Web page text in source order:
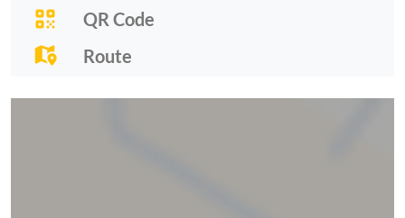
QR Code
Route